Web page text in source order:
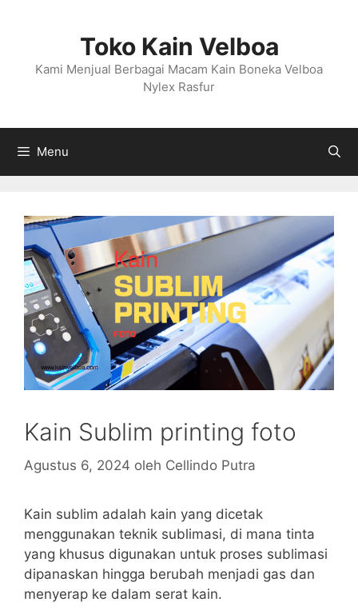
Toko Kain Velboa
Kami Menjual Berbagai Macam Kain Boneka Velboa
Nylex Rasfur
Menu
Kain Sublim printing foto
Agustus 6, 2024 oleh Cellindo Putra
Kain sublim adalah kain yang dicetak
menggunakan teknik sublimasi, di mana tinta
yang khusus digunakan untuk proses sublimasi
dipanaskan hingga berubah menjadi gas dan
menyerap ke dalam serat kain.